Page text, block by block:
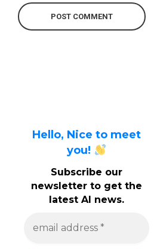
Hello, Nice to meet
you!
Subscribe our
newsletter to get the
latest AI news.